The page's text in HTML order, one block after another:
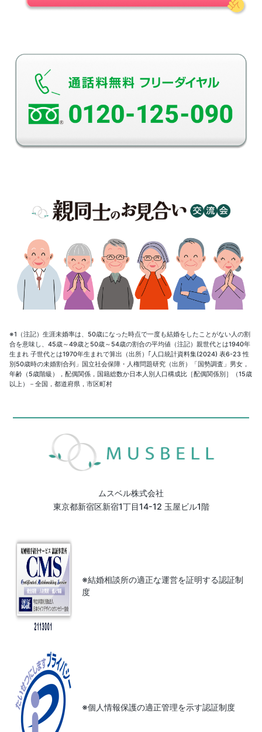
※1（注記）生涯未婚率は、50歳になった時点で一度も結婚をしたことがない人の割
合を意味し、45歳～49歳と50歳～54歳の割合の平均値（注記）親世代とは1940年
生まれ 子世代とは1970年生まれで算出（出所）｢人口統計資料集(2024) 表6-23 性
別50歳時の未婚割合列」国立社会保障・人権問題研究（出所）「国勢調査」男女，
年齢（5歳階級），配偶関係，国籍総数か日本人別人口構成比［配偶関係別］（15歳
以上）－全国，都道府県，市区町村
ムスベル株式会社
東京都新宿区新宿1丁目14-12 玉屋ビル1階
※結婚相談所の適正な運営を証明する認証制
度
※個人情報保護の適正管理を示す認証制度